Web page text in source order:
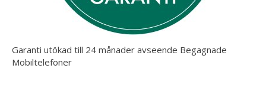
Garanti utökad till 24 månader avseende Begagnade
Mobiltelefoner